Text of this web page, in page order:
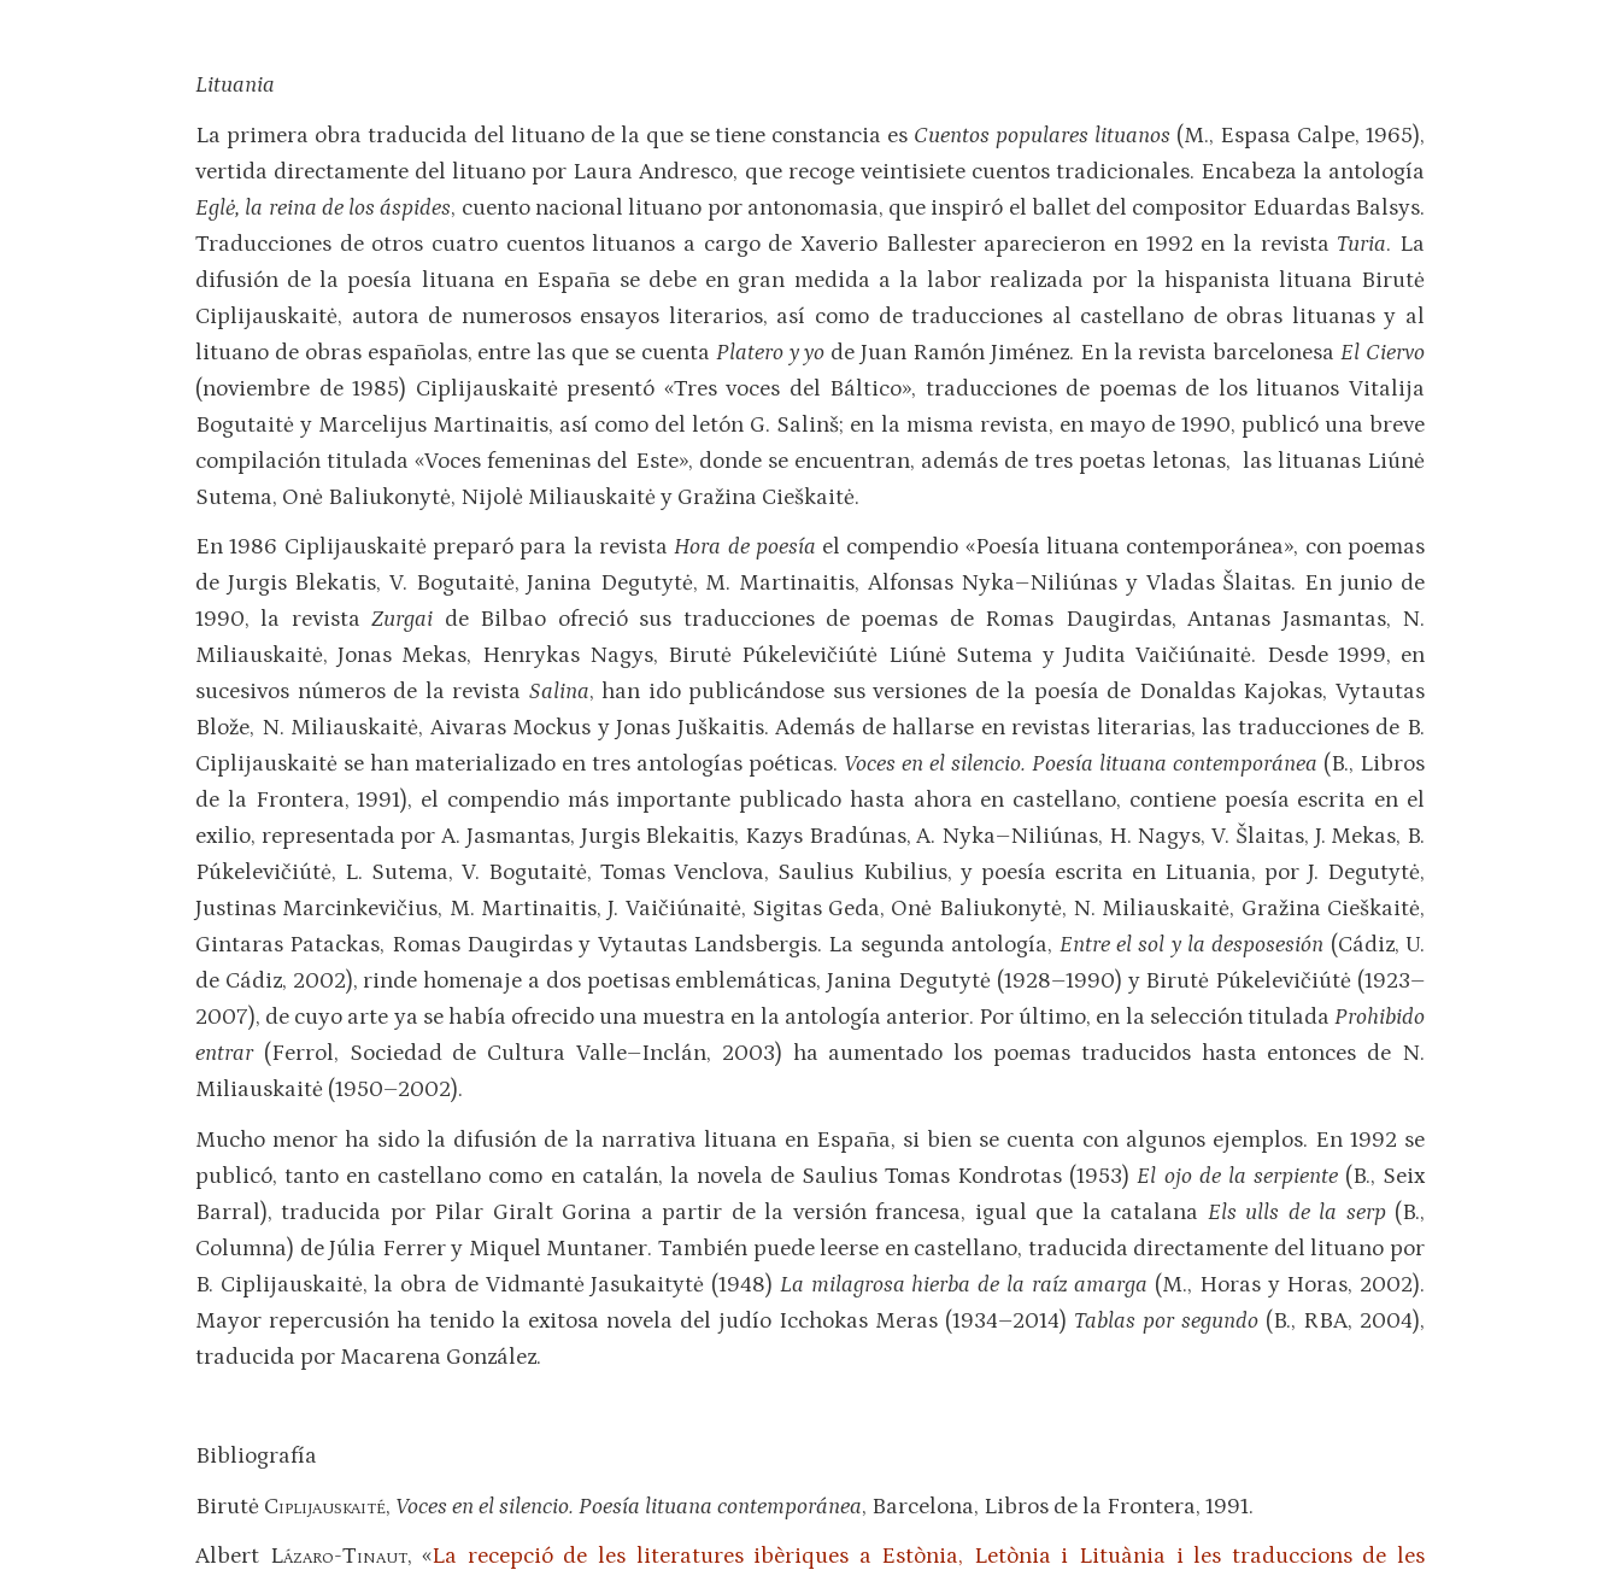
Lituania
La primera obra traducida del lituano de la que se tiene constancia es Cuentos populares lituanos (M., Espasa Calpe, 1965),
vertida directamente del lituano por Laura Andresco, que recoge veintisiete cuentos tradicionales. Encabeza la antología
Eglė, la reina de los áspides, cuento nacional lituano por antonomasia, que inspiró el ballet del compositor Eduardas Balsys.
Traducciones de otros cuatro cuentos lituanos a cargo de Xaverio Ballester aparecieron en 1992 en la revista Turia. La
difusión de la poesía lituana en España se debe en gran medida a la labor realizada por la hispanista lituana Birutė
Ciplijauskaitė, autora de numerosos ensayos literarios, así como de traducciones al castellano de obras lituanas y al
lituano de obras españolas, entre las que se cuenta Platero y yo de Juan Ramón Jiménez. En la revista barcelonesaEl Ciervo
(noviembre de 1985) Ciplijauskaitė presentó «Tres voces del Báltico», traducciones de poemas de los lituanos Vitalija
Bogutaitė y Marcelijus Martinaitis, así como del letón G. Salinš; en la misma revista, en mayo de 1990, publicó una breve
compilación titulada «Voces femeninas del Este», donde se encuentran, además de tres poetas letonas, las lituanas Liúnė
Sutema, Onė Baliukonytė, Nijolė Miliauskaitė y Gražina Cieškaitė.
En 1986 Ciplijauskaitė preparó para la revistaHora de poesía el compendio «Poesía lituana contemporánea», con poemas
de Jurgis Blekatis, V. Bogutaitė, Janina Degutytė, M. Martinaitis, Alfonsas Nyka–Niliúnas y Vladas Šlaitas. En junio de
1990, la revistaZurgai de Bilbao ofreció sus traducciones de poemas de Romas Daugirdas, Antanas Jasmantas, N.
Miliauskaitė, Jonas Mekas, Henrykas Nagys, Birutė Púkelevičiútė Liúnė Sutema y Judita Vaičiúnaitė. Desde 1999, en
sucesivos números de la revista Salina, han ido publicándose sus versiones de la poesía de Donaldas Kajokas, Vytautas
Blože, N. Miliauskaitė, Aivaras Mockus y Jonas Juškaitis. Además de hallarse en revistas literarias, las traducciones de B.
Ciplijauskaitė se han materializado en tres antologías poéticas. Voces en el silencio. Poesía lituana contemporánea (B., Libros
de la Frontera, 1991), el compendio más importante publicado hasta ahora en castellano, contiene poesía escrita en el
exilio, representada por A. Jasmantas, Jurgis Blekaitis, Kazys Bradúnas, A. Nyka–Niliúnas, H. Nagys, V. Šlaitas, J. Mekas, B.
Púkelevičiútė, L. Sutema, V. Bogutaitė, Tomas Venclova, Saulius Kubilius, y poesía escrita en Lituania, por J. Degutytė,
Justinas Marcinkevičius, M. Martinaitis, J. Vaičiúnaitė, Sigitas Geda, Onė Baliukonytė, N. Miliauskaitė, Gražina Cieškaitė,
Gintaras Patackas, Romas Daugirdas y Vytautas Landsbergis. La segunda antología, Entre el sol y la desposesión (Cádiz, U.
de Cádiz, 2002), rinde homenaje a dos poetisas emblemáticas, Janina Degutytė (1928–1990) y Birutė Púkelevičiútė (1923–
2007), de cuyo arte ya se había ofrecido una muestra en la antología anterior. Por último, en la selección titulada Prohibido
entrar (Ferrol, Sociedad de Cultura Valle–Inclán, 2003) ha aumentado los poemas traducidos hasta entonces de N.
Miliauskaitė (1950–2002).
Mucho menor ha sido la difusión de la narrativa lituana en España, si bien se cuenta con algunos ejemplos. En 1992 se
publicó, tanto en castellano como en catalán, la novela de Saulius Tomas Kondrotas (1953)El ojo de la serpiente (B., Seix
Barral), traducida por Pilar Giralt Gorina a partir de la versión francesa, igual que la catalana Els ulls de la serp (B.,
Columna) de Júlia Ferrer y Miquel Muntaner. También puede leerse en castellano, traducida directamente del lituano por
B. Ciplijauskaitė, la obra de Vidmantė Jasukaitytė (1948) La milagrosa hierba de la raíz amarga (M., Horas y Horas, 2002).
Mayor repercusión ha tenido la exitosa novela del judío Icchokas Meras (1934–2014) Tablas por segundo (B., RBA, 2004),
traducida por Macarena González.
Bibliografía
Birutė Ciplijauskaité, Voces en el silencio. Poesía lituana contemporánea, Barcelona, Libros de la Frontera, 1991.
Albert Lázaro-Tinaut, «La recepció de les literatures ibèriques a Estònia, Letònia i Lituània i les traduccions de les